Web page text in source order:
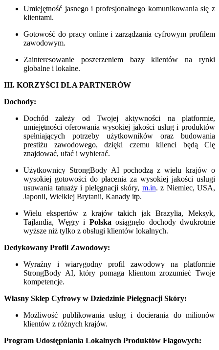
Umiejętność jasnego i profesjonalnego komunikowania się z
klientami.
Gotowość do pracy online i zarządzania cyfrowym profilem
zawodowym.
Zainteresowanie poszerzeniem bazy klientów na rynki
globalne i lokalne.
III. KORZYŚCI DLA PARTNERÓW
Dochody:
Dochód zależy od Twojej aktywności na platformie,
umiejętności oferowania wysokiej jakości usług i produktów
spełniających potrzeby użytkowników oraz budowania
prestiżu zawodowego, dzięki czemu klienci będą Cię
znajdować, ufać i wybierać.
Użytkownicy StrongBody AI pochodzą z wielu krajów o
wysokiej gotowości do płacenia za wysokiej jakości usługi
usuwania tatuaży i pielęgnacji skóry, m.in. z Niemiec, USA,
Japonii, Wielkiej Brytanii, Kanady itp.
Wielu ekspertów z krajów takich jak Brazylia, Meksyk,
Tajlandia, Węgry i Polska osiągnęło dochody dwukrotnie
wyższe niż tylko z obsługi klientów lokalnych.
Dedykowany Profil Zawodowy:
Wyraźny i wiarygodny profil zawodowy na platformie
StrongBody AI, który pomaga klientom zrozumieć Twoje
kompetencje.
Własny Sklep Cyfrowy w Dziedzinie Pielęgnacji Skóry:
Możliwość publikowania usług i docierania do milionów
klientów z różnych krajów.
Program Udostępniania Lokalnych Produktów Flagowych: